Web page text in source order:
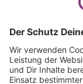
Käuferschutz